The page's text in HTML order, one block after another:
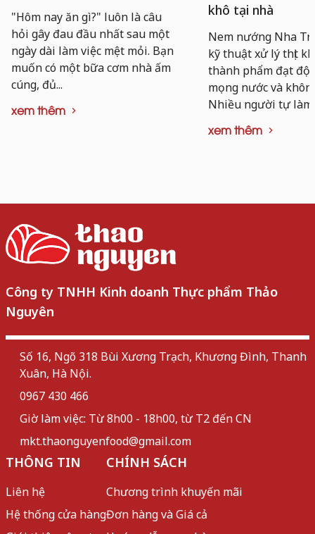
"Hôm nay ăn gì?" luôn là câu
hỏi gây đau đầu nhất sau một
ngày dài làm việc mệt mỏi. Bạn
muốn có một bữa cơm nhà ấm
cúng, đủ...
xem thêm
khô tại nhà
Nem nướng Nha
kỹ thuật xử lý thịt
thành phẩm đạt độ
mọng nước và
Nhiều người tự
xem thêm
Công ty TNHH Kinh doanh Thực phẩm Thảo
Nguyên
Số 16, Ngõ 318 Bùi Xương Trạch, Khương Đình, Thanh
Xuân, Hà Nội.
0967 430 466
Giờ làm việc: Từ 8h00 - 18h00, từ T2 đến CN
mkt.thaonguyenfood@gmail.com
THÔNG TIN
Liên hệ
Hệ thống cửa hàng
CHÍNH SÁCH
Chương trình khuyến mãi
Đơn hàng và Giá cả